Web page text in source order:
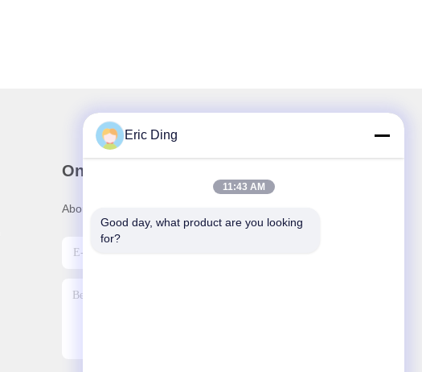
Onze Nieuwsbrief
Abonneer u op onze nieuwsbrief voor kortingen en meer.
Eric Ding
11:43 AM
Good day, what product are you looking
for?